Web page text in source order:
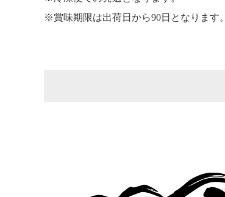
賞味期限は出荷日から90日となります。